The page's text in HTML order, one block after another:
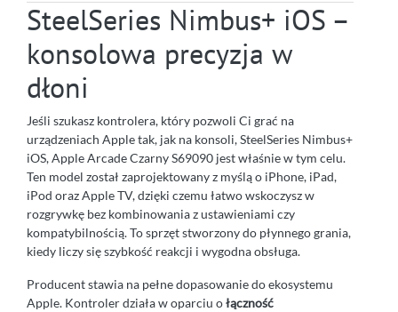
SteelSeries Nimbus+ iOS –
konsolowa precyzja w
dłoni
Jeśli szukasz kontrolera, który pozwoli Ci grać na
urządzeniach Apple tak, jak na konsoli, SteelSeries Nimbus+
iOS, Apple Arcade Czarny S69090 jest właśnie w tym celu.
Ten model został zaprojektowany z myślą o iPhone, iPad,
iPod oraz Apple TV, dzięki czemu łatwo wskoczysz w
rozgrywkę bez kombinowania z ustawieniami czy
kompatybilnością. To sprzęt stworzony do płynnego grania,
kiedy liczy się szybkość reakcji i wygodna obsługa.
Producent stawia na pełne dopasowanie do ekosystemu
Apple. Kontroler działa w oparciu ołączność